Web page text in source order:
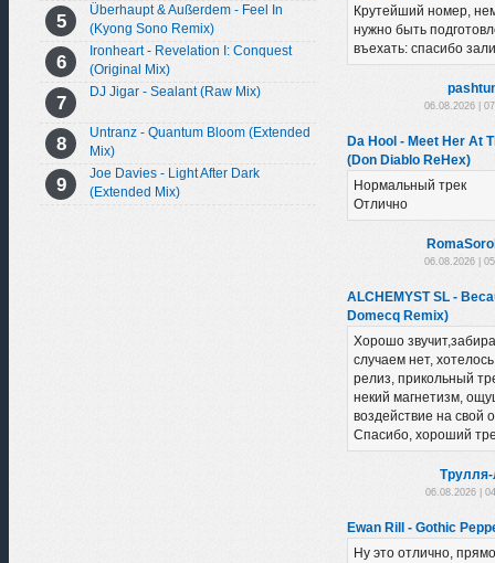
Überhaupt & Außerdem - Feel In
(Kyong Sono Remix)
Ironheart - Revelation I: Conquest
(Original Mix)
DJ Jigar - Sealant (Raw Mix)
Untranz - Quantum Bloom (Extended
Mix)
Joe Davies - Light After Dark
(Extended Mix)
Крутейший номер,
нужно быть
въехать: спасибо
06.08.2026 |
Da Hool - Meet Her At
(Don Diablo ReHex)
Нормальный трек
Отлично
06.08.2026 |
ALCHEMYST SL -
Domecq Remix)
Хорошо
случаем нет,
релиз, прикольный
некий магнетизм,
воздействие на свой
Спасибо, хороший
06.08.2026 |
Ewan Rill - Gothic
Ну это отлично,